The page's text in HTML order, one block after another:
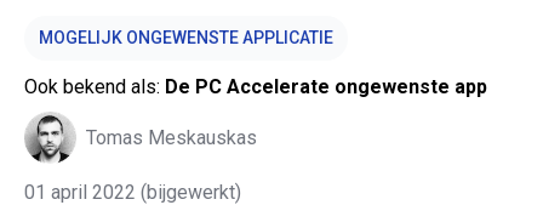
MOGELIJK ONGEWENSTE APPLICATIE
Ook bekend als: De PC Accelerate ongewenste app
Tomas Meskauskas
01 april 2022 (bijgewerkt)